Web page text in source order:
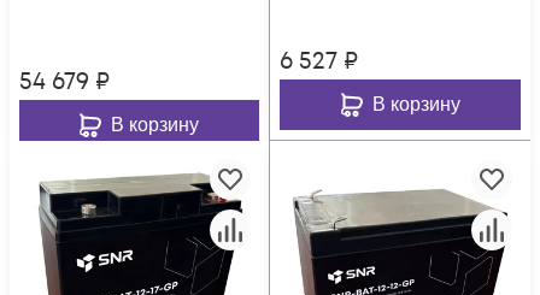
54 679 ₽
В корзину
6 527 ₽
В корзину